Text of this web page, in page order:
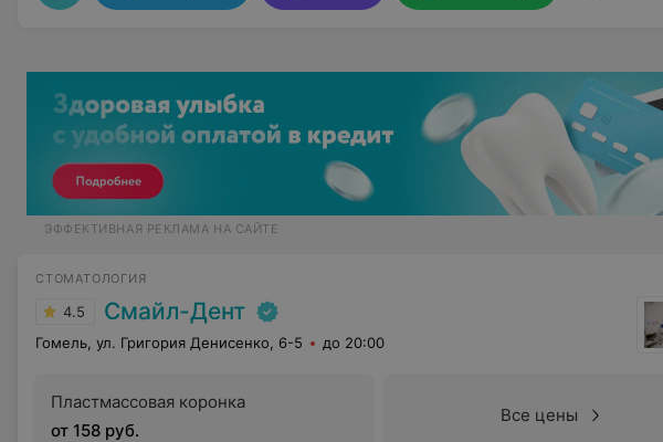
ЭФФЕКТИВНАЯ РЕКЛАМА НА САЙТЕ
СТОМАТОЛОГИЯ
4.5 Смайл-Дент
Гомель, ул. Григория Денисенко, 6-5 до 20:00
Пластмассовая коронка
от 158 руб.
Все цены